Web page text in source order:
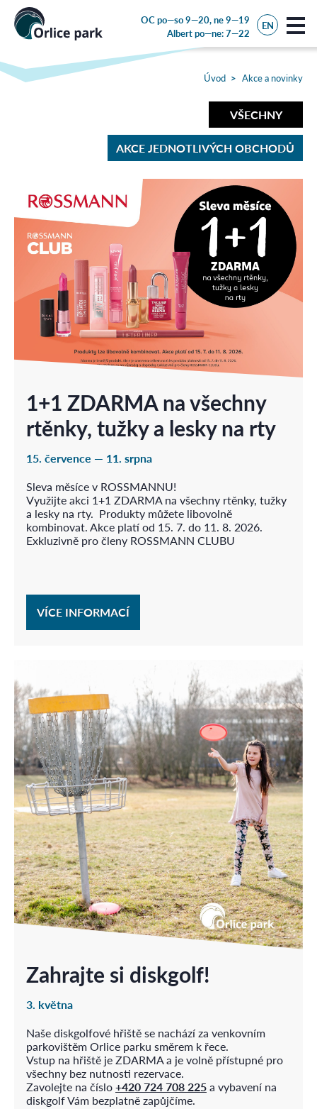
OC po—so 9—20, ne 9—19
Albertpo—ne: 7—22
EN
Úvod Akce a novinky
VŠECHNY
AKCE JEDNOTLIVÝCH OBCHODŮ
1+1 ZDARMA na všechny
rtěnky, tužky a lesky na rty
15. července — 11. srpna
Sleva měsíce v ROSSMANNU!
Využijte akci 1+1 ZDARMA na všechny rtěnky, tužky
a lesky na rty. Produkty můžete libovolně
kombinovat. Akce platí od 15. 7. do 11. 8. 2026.
Exkluzivně pro členy ROSSMANN CLUBU
VÍCE INFORMACÍ
Zahrajte si diskgolf!
3. května
Naše diskgolfové hřiště se nachází za venkovním
parkovištěm Orlice parku směrem k řece.
Vstup na hřiště je ZDARMA a je volně přístupné pro
všechny bez nutnosti rezervace.
Zavolejte na číslo+420 724 708 225a vybavení na
diskgolf Vám bezplatně zapůjčíme.